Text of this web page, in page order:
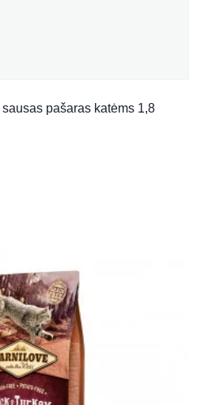
pašaras katėms 1,8